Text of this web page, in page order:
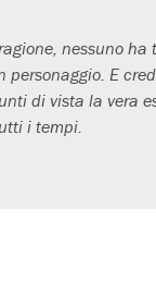
nessuno
E
di vista la vera
i tempi.